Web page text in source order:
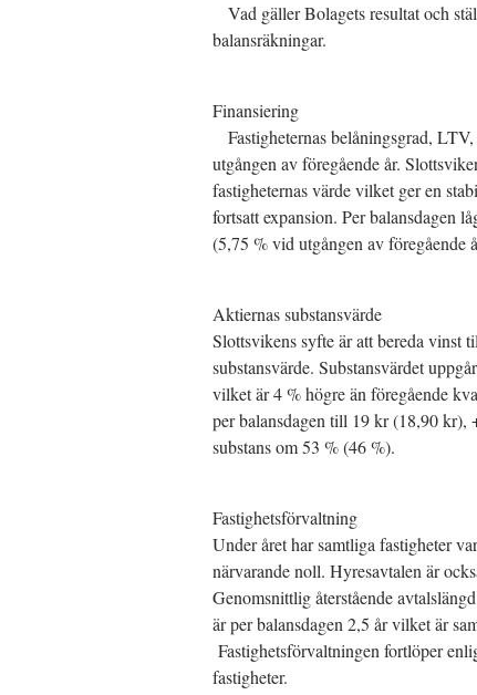
Vad gäller Bolagets resultat och
balansräkningar.
Finansiering
Fastigheternas belåningsgrad,
utgången av föregående år.
fastigheternas värde vilket ger en
fortsatt expansion. Per balansdagen
(5,75 % vid utgången av föregående
Aktiernas substansvärde
Slottsvikens syfte är att bereda vinst
substansvärde. Substansvärdet
vilket är 4 % högre än föregående
per balansdagen till 19 kr (18,90 kr),
substans om 53 % (46 %).
Fastighetsförvaltning
Under året har samtliga fastigheter
närvarande noll. Hyresavtalen är
Genomsnittlig återstående
är per balansdagen 2,5 år vilket är
Fastighetsförvaltningen fortlöper
fastigheter.